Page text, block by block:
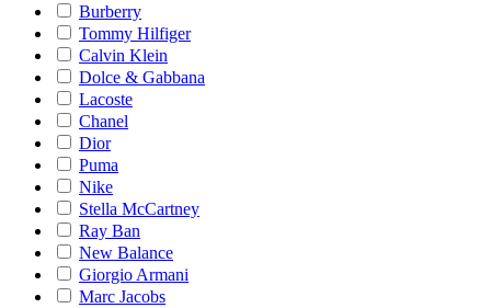
Burberry
Tommy Hilfiger
Calvin Klein
Dolce & Gabbana
Lacoste
Chanel
Dior
Puma
Nike
Stella McCartney
Ray Ban
New Balance
Giorgio Armani
Marc Jacobs